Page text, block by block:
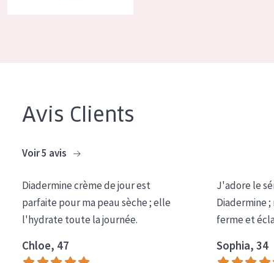
TYPE DE PEAU
Peau mixte ou grasse
Peau mature
Avis Clients
Voir 5 avis
Diadermine crème de jour est
parfaite pour ma peau sèche ; elle
l'hydrate toute la journée.
Chloe, 47
J'adore le
Diadermine
ferme et
Sophia, 34